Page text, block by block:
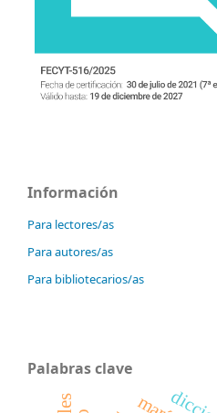
Información
Para lectores/as
Para autores/as
Para bibliotecarios/as
Palabras clave